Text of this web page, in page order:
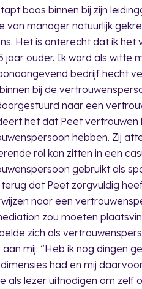
boos binnen bij zijn
van manager natuurlijk
Het is onterecht dat ik het
jaar ouder. Ik word als witte
bedrijf hecht
bij de
naar een
het dat Peet vertrouwen
hebben. Zij
rol kan zitten in een
gebruikt als
dat Peet zorgvuldig
naar een
zou moeten
zich als
mij: “Heb ik nog dingen
had en mij
als lezer uitnodigen om